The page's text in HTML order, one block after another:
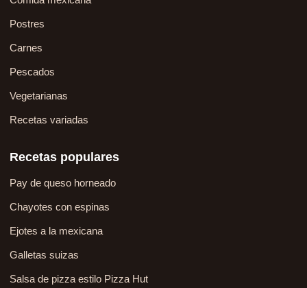
Postres
Carnes
Pescados
Vegetarianas
Recetas variadas
Recetas populares
Pay de queso horneado
Chayotes con espinas
Ejotes a la mexicana
Galletas suizas
Salsa de pizza estilo Pizza Hut